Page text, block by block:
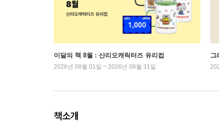
이달의 책 8월 : 산리오캐릭터즈 유리컵
2026년 08월 01일 ~ 2026년 08월 31일
그
책소개